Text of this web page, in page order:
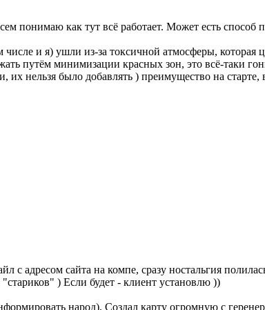
понимаю как тут всё работает. Может есть
и я) ушли из-за токсичной атмосферы,
путём минимизации красных зон, это всё-таки
их нельзя было добавлять ) преимущество на
адресом сайта на компе, сразу ностальгия
) Если будет - клиент установлю ))
народ), Создал карту огромную с